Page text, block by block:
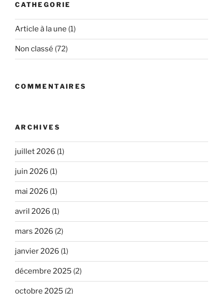
CATHEGORIE
Article à la une (1)
Non classé (72)
COMMENTAIRES
ARCHIVES
juillet 2026 (1)
juin 2026 (1)
mai 2026 (1)
avril 2026 (1)
mars 2026 (2)
janvier 2026 (1)
décembre 2025 (2)
octobre 2025 (2)